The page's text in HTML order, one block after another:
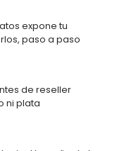
expone tu
paso a paso
de reseller
ni plata